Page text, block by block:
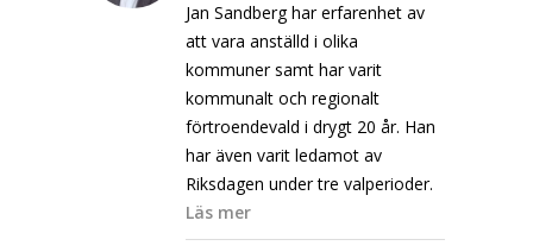
Jan Sandberg har erfarenhet av
att vara anställd i olika
kommuner samt har varit
kommunalt och regionalt
förtroendevald i drygt 20 år. Han
har även varit ledamot av
Riksdagen under tre valperioder.
Läs mer